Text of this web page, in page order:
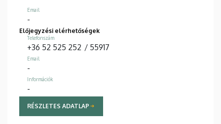
Email
-
Előjegyzési elérhetőségek
Telefonszám
+36 52 525 252 / 55917
Email
-
Információk
-
RÉSZLETES ADATLAP